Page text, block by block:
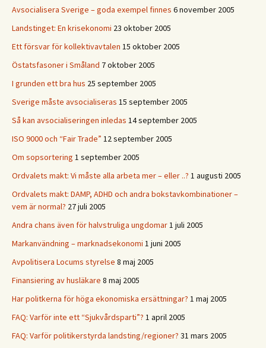
Avsocialisera Sverige – goda exempel finnes 6 november 2005
Landstinget: En krisekonomi 23 oktober 2005
Ett försvar för kollektivavtalen 15 oktober 2005
Östatsfasoner i Småland 7 oktober 2005
I grunden ett bra hus 25 september 2005
Sverige måste avsocialiseras 15 september 2005
Så kan avsocialiseringen inledas 14 september 2005
ISO 9000 och “Fair Trade” 12 september 2005
Om sopsortering 1 september 2005
Ordvalets makt: Vi måste alla arbeta mer – eller ..? 1 augusti 2005
Ordvalets makt: DAMP, ADHD och andra bokstavkombinationer –
vem är normal? 27 juli 2005
Andra chans även för halvstruliga ungdomar1 juli 2005
Markanvändning – marknadsekonomi 1 juni 2005
Avpolitisera Locums styrelse 8 maj 2005
Finansiering av husläkare 8 maj 2005
Har politkerna för höga ekonomiska ersättningar? 1 maj 2005
FAQ: Varför inte ett “Sjukvårdsparti”? 1 april 2005
FAQ: Varför politikerstyrda landsting/regioner? 31 mars 2005